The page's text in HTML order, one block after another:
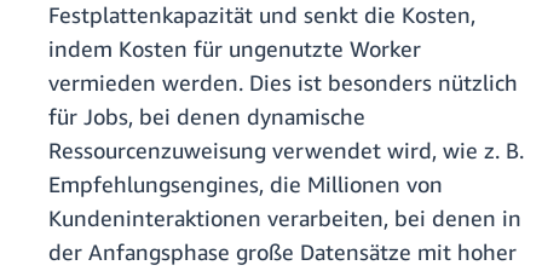
Festplattenkapazität und senkt die Kosten,
indem Kosten für ungenutzte Worker
vermieden werden. Dies ist besonders nützlich
für Jobs, bei denen dynamische
Ressourcenzuweisung verwendet wird, wie z. B.
Empfehlungsengines, die Millionen von
Kundeninteraktionen verarbeiten, bei denen in
der Anfangsphase große Datensätze mit hoher